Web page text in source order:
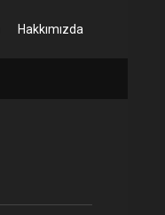
Hakkımızda